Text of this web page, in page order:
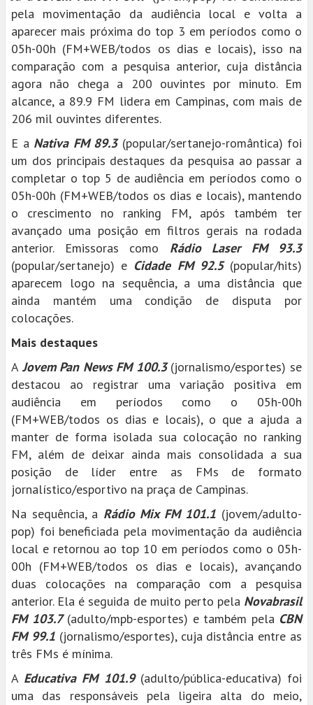
pela movimentação da audiência local e volta a
aparecer mais próxima do top 3 em períodos como o
05h-00h (FM+WEB/todos os dias e locais), isso na
comparação com a pesquisa anterior, cuja distância
agora não chega a 200 ouvintes por minuto. Em
alcance, a 89.9 FM lidera em Campinas, com mais de
206 mil ouvintes diferentes.
E a Nativa FM 89.3(popular/sertanejo-romântica) foi
um dos principais destaques da pesquisa ao passar a
completar o top 5 de audiência em períodos como o
05h-00h (FM+WEB/todos os dias e locais), mantendo
o crescimento no ranking FM, após também ter
avançado uma posição em filtros gerais na rodada
anterior. Emissoras como Rádio Laser FM 93.3
(popular/sertanejo) e Cidade FM 92.5(popular/hits)
aparecem logo na sequência, a uma distância que
ainda mantém uma condição de disputa por
colocações.
Mais destaques
AJovem Pan News FM 100.3(jornalismo/esportes) se
destacou ao registrar uma variação positiva em
audiência em períodos como o 05h-00h
(FM+WEB/todos os dias e locais), o que a ajuda a
manter de forma isolada sua colocação no ranking
FM, além de deixar ainda mais consolidada a sua
posição de líder entre as FMs de formato
jornalístico/esportivo na praça de Campinas.
Na sequência, a Rádio Mix FM 101.1 (jovem/adulto-
pop) foi beneficiada pela movimentação da audiência
local e retornou ao top 10 em períodos como o 05h-
00h (FM+WEB/todos os dias e locais), avançando
duas colocações na comparação com a pesquisa
anterior. Ela é seguida de muito perto pela Novabrasil
FM 103.7(adulto/mpb-esportes) e também pela CBN
FM 99.1(jornalismo/esportes), cuja distância entre as
três FMs é mínima.
A Educativa FM 101.9(adulto/pública-educativa) foi
uma das responsáveis pela ligeira alta do meio,